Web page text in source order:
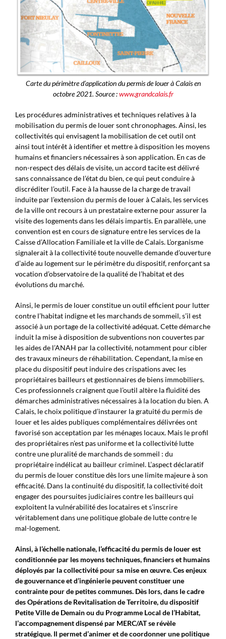
Carte du périmètre d’application du permis de louer à Calais en
octobre 2021. Source :www.grandcalais.fr
Les procédures administratives et techniques relatives à la
mobilisation du permis de louer sont chronophages. Ainsi, les
collectivités qui envisagent la mobilisation de cet outil ont
ainsi tout intérêt à identifier et mettre à disposition les moyens
humains et financiers nécessaires à son application. En cas de
non-respect des délais de visite, un accord tacite est délivré
sans connaissance de l’état du bien, ce qui peut conduire à
discréditer l’outil. Face à la hausse de la charge de travail
induite par l’extension du permis de louer à Calais, les services
de la ville ont recours à un prestataire externe pour assurer la
visite des logements dans les délais impartis. En parallèle, une
convention est en cours de signature entre les services de la
Caisse d’Allocation Familiale et la ville de Calais. L’organisme
signalerait à la collectivité toute nouvelle demande d’ouverture
d’aide au logement sur le périmètre du dispositif, renforçant sa
vocation d’observatoire de la qualité de l’habitat et des
évolutions du marché.
Ainsi, le permis de louer constitue un outil efficient pour lutter
contre l’habitat indigne et les marchands de sommeil, s’il est
associé à un portage de la collectivité adéquat. Cette démarche
induit la mise à disposition de subventions non couvertes par
les aides de l’ANAH par la collectivité, notamment pour cibler
des travaux mineurs de réhabilitation. Cependant, la mise en
place du dispositif peut induire des crispations avec les
propriétaires bailleurs et gestionnaires de biens immobiliers.
Ces professionnels craignent que l’outil altère la fluidité des
démarches administratives nécessaires à la location du bien. A
Calais, le choix politique d’instaurer la gratuité du permis de
louer et les aides publiques complémentaires délivrées ont
favorisé son acceptation par les ménages locaux. Mais le profil
des propriétaires n’est pas uniforme et la collectivité lutte
contre une pluralité de marchands de sommeil : du
propriétaire indélicat au bailleur criminel. L’aspect déclaratif
du permis de louer constitue dès lors une limite majeure à son
efficacité. Dans la continuité du dispositif, la collectivité doit
engager des poursuites judiciaires contre les bailleurs qui
exploitent la vulnérabilité des locataires et s’inscrire
véritablement dans une politique globale de lutte contre le
mal-logement.
Ainsi, à l’échelle nationale, l’efficacité du permis de louer est
conditionnée par les moyens techniques, financiers et humains
déployés par la collectivité pour sa mise en œuvre. Ces enjeux
de gouvernance et d’ingénierie peuvent constituer une
contrainte pour de petites communes. Dès lors, dans le cadre
des Opérations de Revitalisation de Territoire, du dispositif
Petite Ville de Demain ou du Programme Local de l’Habitat,
l’accompagnement dispensé par MERC/AT se révèle
stratégique. Il permet d’animer et de coordonner une politique